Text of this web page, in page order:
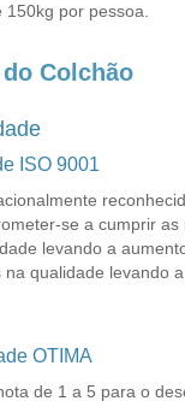
150kg por pessoa.
Colchão
ISO 9001
se a cumprir
levando a
qualidade levando
OTIMA
de 1 a 5 para o